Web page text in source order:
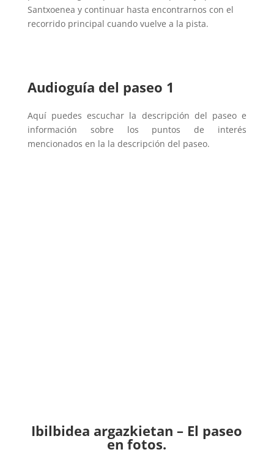
Santxoenea y continuar hasta encontrarnos con el
recorrido principal cuando vuelve a la pista.
Audioguía del paseo 1
Aquí puedes escuchar la descripción del paseo e
información sobre los puntos de interés
mencionados en la la descripción del paseo.
Ibilbidea argazkietan – El paseo
en fotos.